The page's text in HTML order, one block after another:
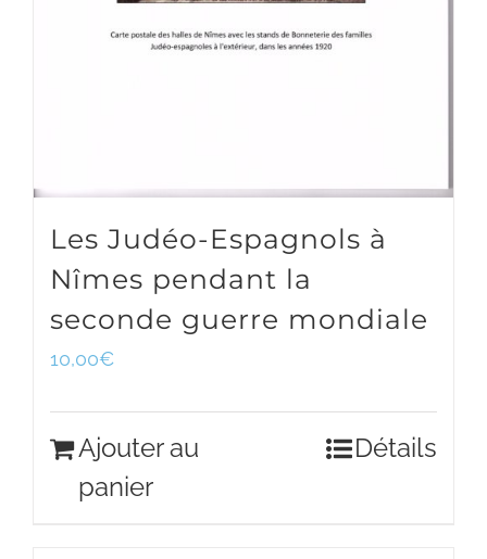
Les Judéo-Espagnols à
Nîmes pendant la
seconde guerre mondiale
10,00€
Ajouter au
panier
Détails